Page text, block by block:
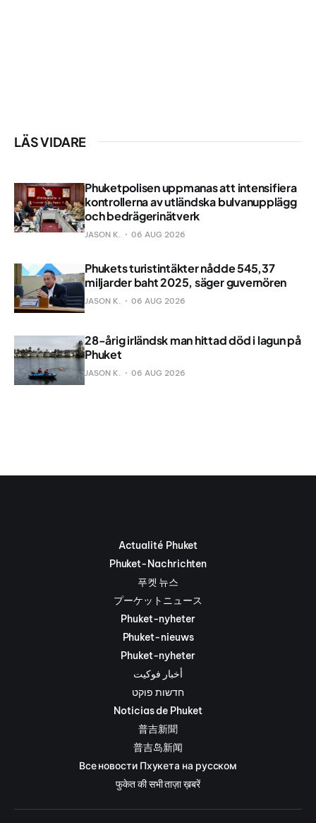
LÄS VIDARE
Phuketpolisen uppmanas att intensifiera
kontrollerna av utländska bulvanupplägg
och bedrägerinätverk
JASON K. 06 AUG 2026
Phukets turistintäkter nådde 545,37
miljarder baht 2025, säger guvernören
JASON K. 06 AUG 2026
28-årig irländsk man hittad död i lagun på
Phuket
JASON K. 06 AUG 2026
Actualité Phuket
Phuket-Nachrichten
푸켓 뉴스
プーケットニュース
Phuket-nyheter
Phuket-nieuws
Phuket-nyheter
أخبار فوكيت
חדשות פוקט
Noticias de Phuket
普吉新聞
普吉岛新闻
Все новости Пхукета на русском
फुकेत की सभी ताज़ा ख़बरें